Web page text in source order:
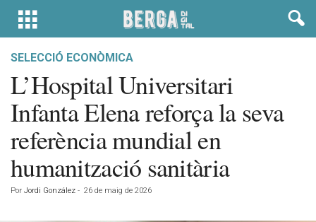
SELECCIÓ ECONÒMICA
L’Hospital Universitari
Infanta Elena reforça la seva
referència mundial en
humanització sanitària
Por Jordi González - 26 de maig de 2026